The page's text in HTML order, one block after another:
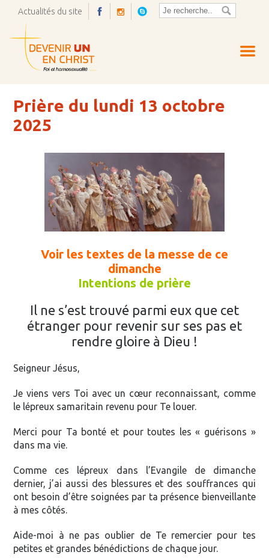
Actualités du site
Prière du lundi 13 octobre
2025
Voir les textes de la messe de ce
dimanche
Intentions de prière
Il ne s’est trouvé parmi eux que cet
étranger pour revenir sur ses pas et
rendre gloire à Dieu !
Seigneur Jésus,
Je viens vers Toi avec un cœur reconnaissant, comme
le lépreux samaritain revenu pour Te louer.
Merci pour Ta bonté et pour toutes les « guérisons »
dans ma vie.
Comme ces lépreux dans l’Evangile de dimanche
dernier, j’ai aussi des blessures et des souffrances qui
ont besoin d’être soignées par ta présence bienveillante
à mes côtés.
Aide-moi à ne pas oublier de Te remercier pour tes
petites et grandes bénédictions de chaque jour.